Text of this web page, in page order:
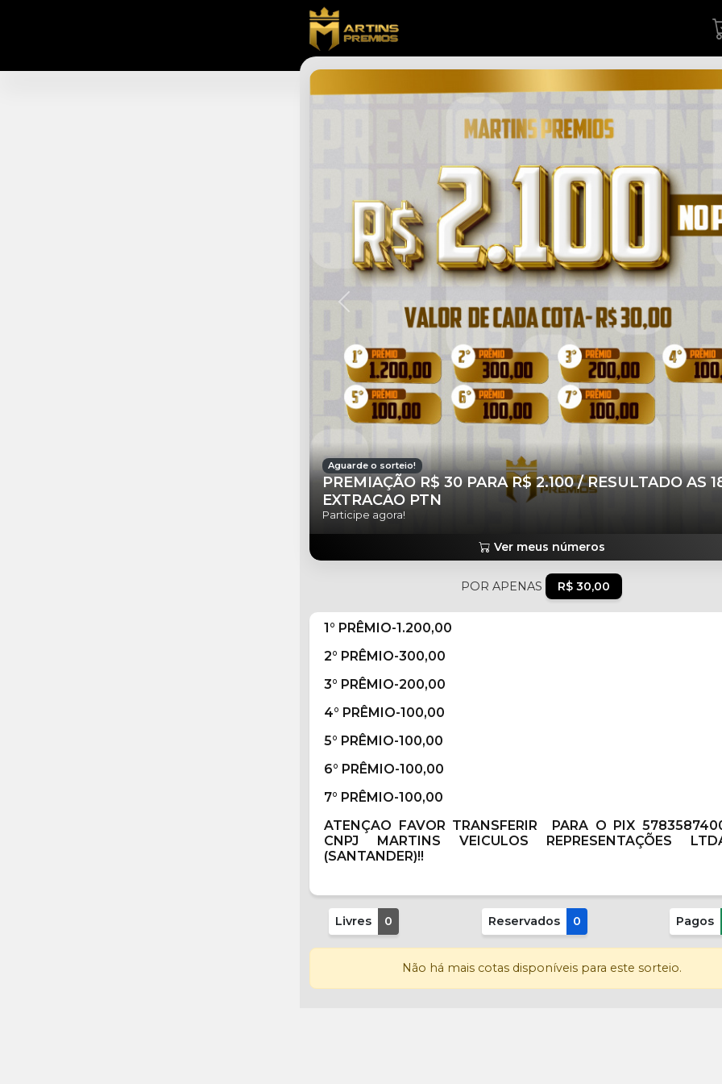
Aguarde o sorteio!
PREMIAÇÃO R$ 30 PARA R$ 2.100 / RESULTADO AS
EXTRACAO PTN
Participe agora!
Ver meus números
POR APENAS R$ 30,00
1° PRÊMIO-1.200,00
2° PRÊMIO-300,00
3° PRÊMIO-200,00
4° PRÊMIO-100,00
5° PRÊMIO-100,00
6° PRÊMIO-100,00
7° PRÊMIO-100,00
ATENÇAO FAVOR TRANSFERIR PARA O PIX
CNPJ MARTINS VEICULOS REPRESENTAÇÕES
(SANTANDER)!!
Livres 0 Reservados 0 Pagos
Não há mais cotas disponíveis para este sorteio.